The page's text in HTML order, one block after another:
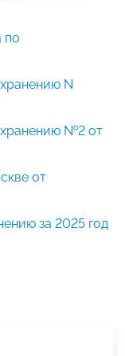
по
N
№2 от
от
за 2025 год